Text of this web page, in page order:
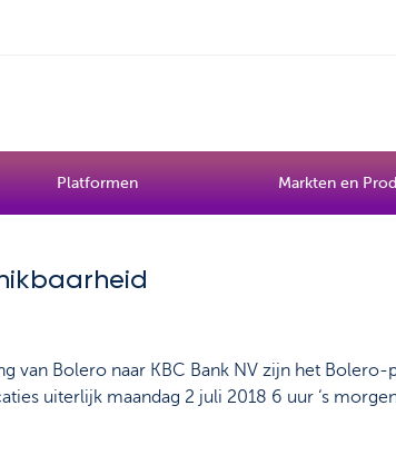
Platformen Markten en
van Bolero naar KBC Bank NV zijn het
uiterlijk maandag 2 juli 2018 6 uur ‘s